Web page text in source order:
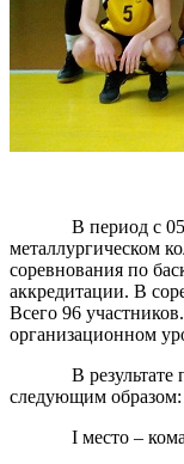
В период с
металлургическом
соревнования по
аккредитации. В
Всего 96
организационном
В результате
следующим образом:
I место –